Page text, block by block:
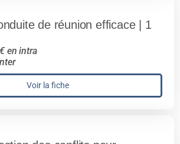
de réunion efficace | 1
en intra
Voir la fiche